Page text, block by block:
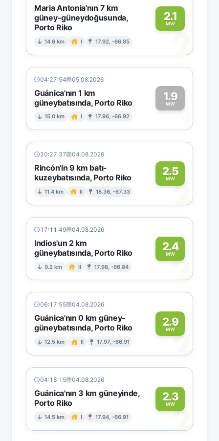
Maria Antonia'nın 7 km
güney-güneydoğusunda,
Porto Riko
14.6 km I 17.92, -66.85
2.1
MW
2
04:27:54 05.08.2026
Guánica'nın 1 km
güneybatısında, Porto Riko
15.0 km I 17.96, -66.92
1.9
MW1
20:27:37 04.08.2026
Rincón'in 9 km batı-
kuzeybatısında, Porto Riko
11.4 km II 18.36, -67.33
2.5
MW
2
17:11:49 04.08.2026
Indios'un 2 km
güneybatısında, Porto Riko
9.2 km II 17.98, -66.84
2.4
MW2
06:17:55 04.08.2026
Guánica'nın 0 km güney-
güneybatısında, Porto Riko
12.5 km II 17.97, -66.91
2.9
MW2
04:18:15 04.08.2026
Guánica'nın 3 km güneyinde,
Porto Riko
14.5 km I 17.94, -66.91
2.3
MW2